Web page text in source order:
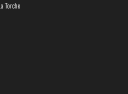
Torche